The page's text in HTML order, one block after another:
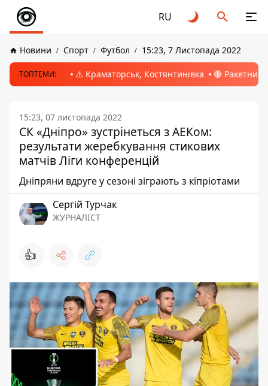
RU
Новини Спорт Футбол 15:23, 7 Листопада 2022
ТОПТЕМИ: ⚠️ Краматорськ, Костянтинівка 🔴 Ракетний
15:23, 07 листопада 2022
СК «Дніпро» зустрінеться з АЕКом:
результати жеребкування стикових
матчів Ліги конференцій
Дніпряни вдруге у сезоні зіграють з кіпріотами
Сергій Турчак
ЖУРНАЛІСТ
👍